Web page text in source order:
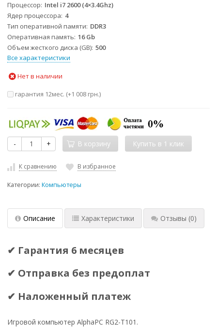
Процессор Intel i7 2600 (4×3.4Ghz)
Ядер процессора 4
Тип оперативной памяти DDR3
Оперативная память 16 Gb
Объем жесткого диска (GB) 500
Все характеристики
Нет в наличии
гарантия 12мес. (+1 008 грн.)
- + В корзину
К сравнению В избранное
Категории: Компьютеры
Описание Характеристики Отзывы (0)
✔ Гарантия 6 месяцев
✔ Отправка без предоплат
✔ Наложенный платеж
Игровой компьютер AlphaPC RG2-T101.